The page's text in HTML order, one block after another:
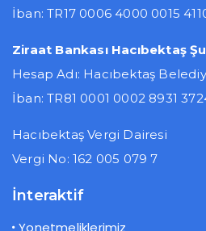
İban: TR17 0006 4000 0015
Ziraat Bankası Hacıbektaş
Hesap Adı: Hacıbektaş
İban: TR81 0001 0002 8931
Hacıbektaş Vergi Dairesi
Vergi No: 162 005 079 7
İnteraktif
Yonetmeliklerimiz